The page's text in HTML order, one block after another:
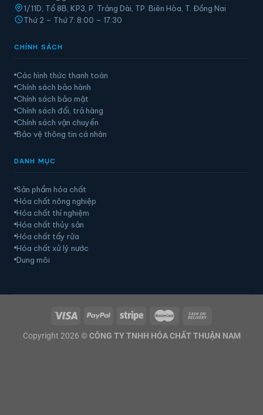
1/11D, Tổ 8B, KP3, P. Trảng Dài, TP. Biên Hòa, T. Đồng Nai
Thứ 2 – Thứ 7: 8:00 – 17:30
CHÍNH SÁCH
Các hình thức thanh toán
Chính sách bảo hành
Chính sách bảo mật
Chính sách đổi, trả hàng
Chính sách vận chuyển
Bảo vệ thông tin cá nhân
DANH MỤC
Sản phẩm hóa chất
Hóa chất nông nghiệp
Hóa chất thí nghiệm
Hóa chất thủy sản
Hóa chất tẩy rửa
Hóa chất xử lý nước
Dung môi
Copyright 2026 © CÔNG TY TNHH HÓA CHẤT THUẬN NAM